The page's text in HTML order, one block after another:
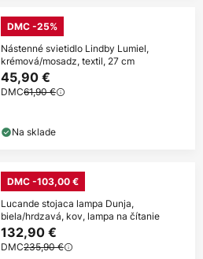
DMC -25%
Nástenné svietidlo Lindby Lumiel,
krémová/mosadz, textil, 27 cm
45,90 €
DMC61,90 €
Na sklade
DMC -103,00 €
Lucande stojaca lampa Dunja,
biela/hrdzavá, kov, lampa na čítanie
132,90 €
DMC235,90 €